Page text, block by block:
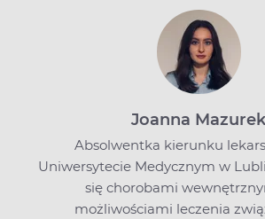
Joanna Mazurek
Absolwentka kierunku
Uniwersytecie Medycznym w
się chorobami
możliwościami leczenia